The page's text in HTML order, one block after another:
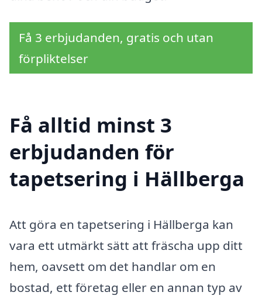
Få 3 erbjudanden, gratis och utan
förpliktelser
Få alltid minst 3
erbjudanden för
tapetsering i Hällberga
Att göra en tapetsering i Hällberga kan
vara ett utmärkt sätt att fräscha upp ditt
hem, oavsett om det handlar om en
bostad, ett företag eller en annan typ av